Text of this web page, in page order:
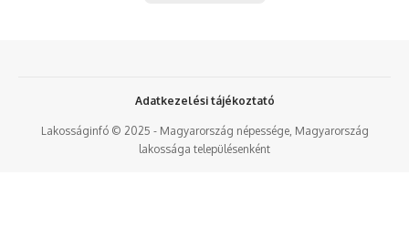
Lakosságinfó © 2025 - Magyarország népessége, Magyarország
lakossága településenként
Adatkezelési tájékoztató